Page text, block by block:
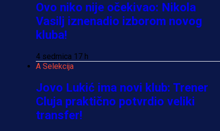
Ovo niko nije očekivao: Nikola
Vasilj iznenadio izborom novog
kluba!
4 sedmica 17 h
A Selekcija
Jovo Lukić ima novi klub: Trener
Cluja praktično potvrdio veliki
transfer!